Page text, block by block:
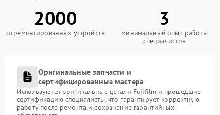
2000
отремонтированных устройств
3
минимальный опыт работы
специалистов
Оригинальные запчасти и
сертифицированные мастера
Используются оригинальные детали Fujifilm и прошедшие
сертификацию специалисты, что гарантирует корректную
работу после ремонта и сохранение гарантийных